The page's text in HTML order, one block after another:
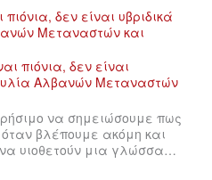
/ ΤΈΧΝΗ
δεν είναι υβριδικά
Μεταναστών και
να σημειώσουμε πως
βλέπουμε ακόμη και
υιοθετούν μια γλώσσα…